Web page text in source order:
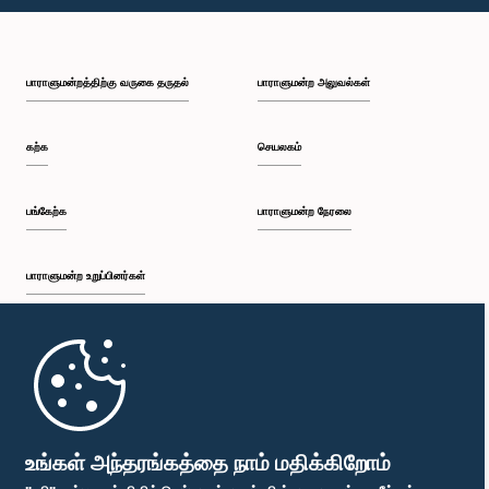
உங்கள் அந்தரங்கத்தை நாம் மதிக்கிறோம்
பி.ப. 1:30 - பி.ப. 1:37
பி.ப. 1:57 - பி.ப. 2:10
பி.ப. 2:17 - பி.ப. 2:34
பாராளுமன்றத்திற்கு வருகை தருதல்
கற்க
பங்கேற்க
பாராளுமன்ற உறுப்பினர்கள்
முதற்பக்கம்
பாராளுமன்ற அலுவல்கள்
செயலகம்
பாராளுமன்ற நேரலை
பாராளுமன்ற கையடக்க செயலி